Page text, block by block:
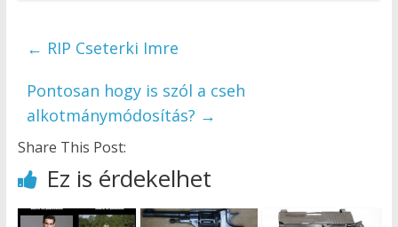
← RIP Cseterki Imre
Pontosan hogy is szól a cseh
alkotmánymódosítás? →
Share This Post:
Ez is érdekelhet